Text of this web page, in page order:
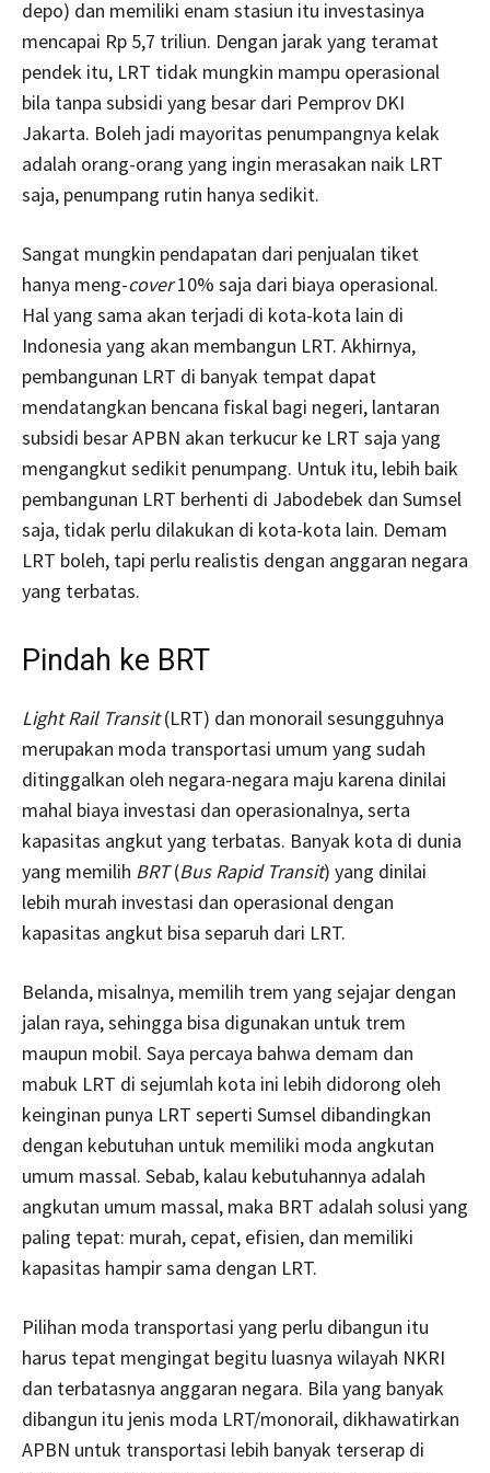
depo) dan memiliki enam stasiun itu investasinya
mencapai Rp 5,7 triliun. Dengan jarak yang teramat
pendek itu, LRT tidak mungkin mampu operasional
bila tanpa subsidi yang besar dari Pemprov DKI
Jakarta. Boleh jadi mayoritas penumpangnya kelak
adalah orang-orang yang ingin merasakan naik LRT
saja, penumpang rutin hanya sedikit.
Sangat mungkin pendapatan dari penjualan tiket
hanya meng-cover10% saja dari biaya operasional.
Hal yang sama akan terjadi di kota-kota lain di
Indonesia yang akan membangun LRT. Akhirnya,
pembangunan LRT di banyak tempat dapat
mendatangkan bencana fiskal bagi negeri, lantaran
subsidi besar APBN akan terkucur ke LRT saja yang
mengangkut sedikit penumpang. Untuk itu, lebih baik
pembangunan LRT berhenti di Jabodebek dan Sumsel
saja, tidak perlu dilakukan di kota-kota lain. Demam
LRT boleh, tapi perlu realistis dengan anggaran negara
yang terbatas.
Pindah ke BRT
Light Rail Transit(LRT) dan monorail sesungguhnya
merupakan moda transportasi umum yang sudah
ditinggalkan oleh negara-negara maju karena dinilai
mahal biaya investasi dan operasionalnya, serta
kapasitas angkut yang terbatas. Banyak kota di dunia
yang memilih BRT(Bus Rapid Transit) yang dinilai
lebih murah investasi dan operasional dengan
kapasitas angkut bisa separuh dari LRT.
Belanda, misalnya, memilih trem yang sejajar dengan
jalan raya, sehingga bisa digunakan untuk trem
maupun mobil. Saya percaya bahwa demam dan
mabuk LRT di sejumlah kota ini lebih didorong oleh
keinginan punya LRT seperti Sumsel dibandingkan
dengan kebutuhan untuk memiliki moda angkutan
umum massal. Sebab, kalau kebutuhannya adalah
angkutan umum massal, maka BRT adalah solusi yang
paling tepat: murah, cepat, efisien, dan memiliki
kapasitas hampir sama dengan LRT.
Pilihan moda transportasi yang perlu dibangun itu
harus tepat mengingat begitu luasnya wilayah NKRI
dan terbatasnya anggaran negara. Bila yang banyak
dibangun itu jenis moda LRT/monorail, dikhawatirkan
APBN untuk transportasi lebih banyak terserap di